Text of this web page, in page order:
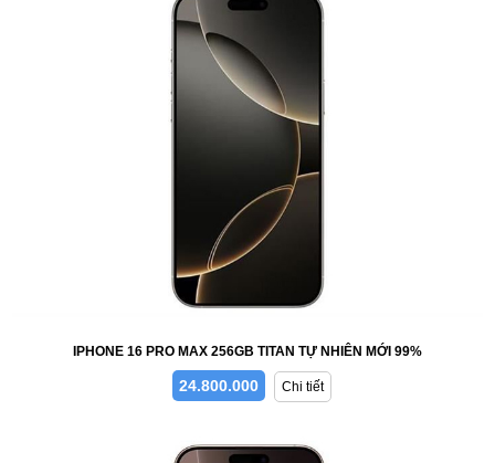
IPHONE 16 PRO MAX 256GB TITAN TỰ NHIÊN MỚI 99%
24.800.000 Chi tiết